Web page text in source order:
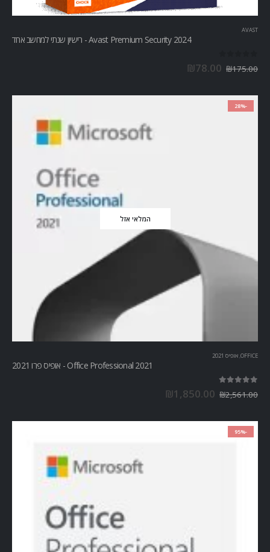
AVAST
Avast Premium Security 2024 - רישיון שנתי למחשב אחד
₪175.00
₪78.00
-28%
המלאי אזל
OFFICE
, אופיס 2021
Office Professional 2021 - אופיס פרו 2021
₪2,561.00
₪1,850.00
-95%